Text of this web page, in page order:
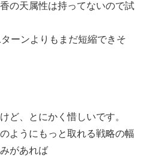
の天属性は持ってないので試
ーンよりもまだ短縮できそ
ど、とにかく惜しいです。
ようにもっと取れる戦略の幅
があれば